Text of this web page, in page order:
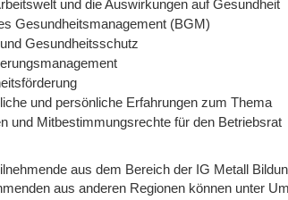
und die Auswirkungen auf Gesundheit
Gesundheitsmanagement (BGM)
Gesundheitsschutz
und persönliche Erfahrungen zum Thema
und Mitbestimmungsrechte für den Betriebsrat
aus dem Bereich der IG Metall
aus anderen Regionen können unter